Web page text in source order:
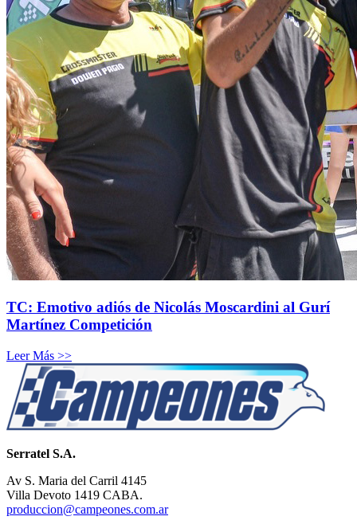
TC: Emotivo adiós de Nicolás Moscardini al Gurí
Martínez Competición
Leer Más >>
Serratel S.A.
Av S. Maria del Carril 4145
Villa Devoto 1419 CABA.
produccion@campeones.com.ar